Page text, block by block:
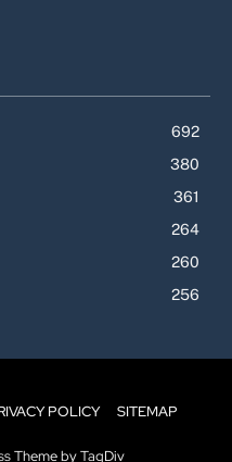
692
380
361
264
260
256
POLICY SITEMAP
Theme by TagDiv